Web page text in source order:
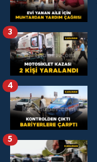
3
4
5